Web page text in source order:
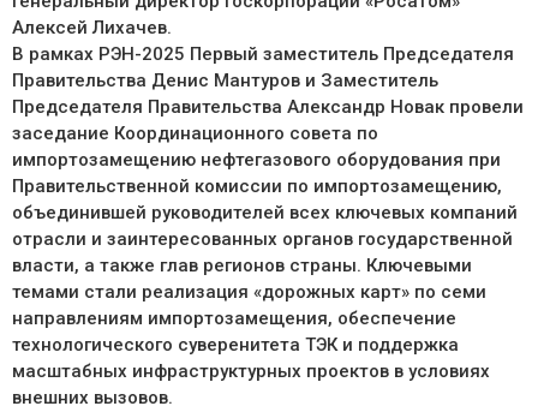
Алексей Лихачев.
В рамках РЭН-2025 Первый заместитель Председателя
Правительства Денис Мантуров и Заместитель
Председателя Правительства Александр Новак провели
заседание Координационного совета по
импортозамещению нефтегазового оборудования при
Правительственной комиссии по импортозамещению,
объединившей руководителей всех ключевых компаний
отрасли и заинтересованных органов государственной
власти, а также глав регионов страны. Ключевыми
темами стали реализация «дорожных карт» по семи
направлениям импортозамещения, обеспечение
технологического суверенитета ТЭК и поддержка
масштабных инфраструктурных проектов в условиях
внешних вызовов.